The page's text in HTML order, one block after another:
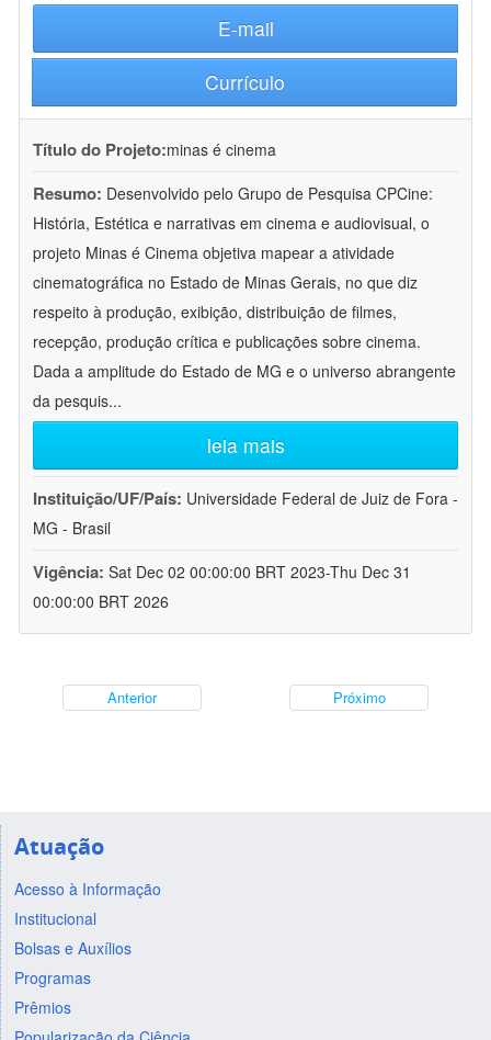
E-mail
Currículo
Título do Projeto:minas é cinema
Resumo: Desenvolvido pelo Grupo de Pesquisa CPCine:
História, Estética e narrativas em cinema e audiovisual, o
projeto Minas é Cinema objetiva mapear a atividade
cinematográfica no Estado de Minas Gerais, no que diz
respeito à produção, exibição, distribuição de filmes,
recepção, produção crítica e publicações sobre cinema.
Dada a amplitude do Estado de MG e o universo abrangente
da pesquis...
leia mais
Instituição/UF/País: Universidade Federal de Juiz de Fora -
MG - Brasil
Vigência: Sat Dec 02 00:00:00 BRT 2023-Thu Dec 31
00:00:00 BRT 2026
Anterior Próximo
Atuação
Acesso à Informação
Institucional
Bolsas e Auxílios
Programas
Prêmios